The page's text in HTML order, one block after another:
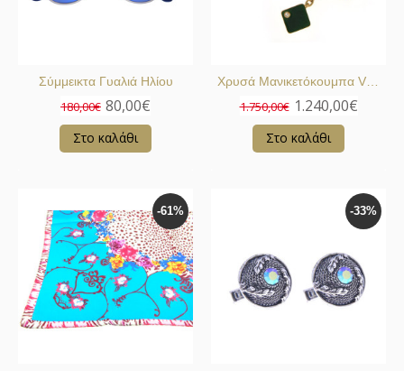
Σύμμεικτα Γυαλιά Ηλίου
180,00€ 80,00€
Στο καλάθι
1.750,00€ 1.240,00€
Στο καλάθι
-61% -33%